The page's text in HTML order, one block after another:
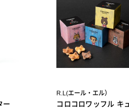
ー
R.L(エール・エル）
コロコロワッフル キ